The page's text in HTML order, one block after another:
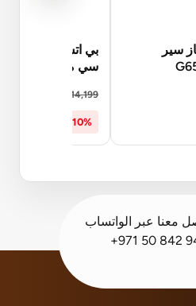
سير
سي ماجنا | G6509I
AED 14,199
10% OFF
معنا عبر الواتساب
+971 50 842